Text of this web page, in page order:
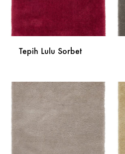
Tepih Lulu Sorbet
DODAJ
NA
LISTU
ŽELJA